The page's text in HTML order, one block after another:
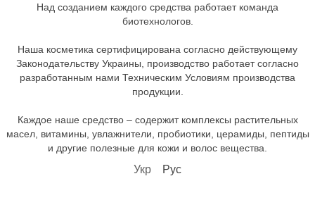
Над созданием каждого средства работает команда
биотехнологов.
Наша косметика сертифицирована согласно действующему
Законодательству Украины, производство работает согласно
разработанным нами Техническим Условиям производства
продукции.
Каждое наше средство – содержит комплексы растительных
масел, витамины, увлажнители, пробиотики, церамиды, пептиды
и другие полезные для кожи и волос вещества.
Укр Рус